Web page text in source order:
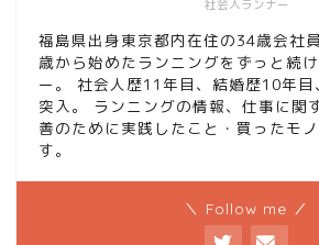
社会人ランナー
福島県出身東京都内在住の34歳会社
歳から始めたランニングをずっと続
ー。 社会人歴11年目、結婚歴10年目
突入。 ランニングの情報、仕事に関
善のために実践したこと・買ったモ
す。
＼ Follow me ／